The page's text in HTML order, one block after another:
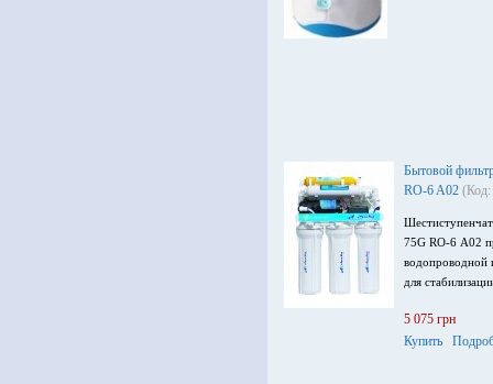
Бытовой
RO-6 A02 (Код:
75G RO-6 А02
водопроводной
для
5 075 грн
Купить